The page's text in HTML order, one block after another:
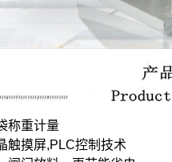
称重计量
触摸屏,PLC控制技术